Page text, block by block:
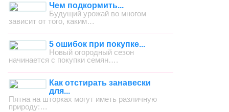
Чем подкормить...
Будущий урожай во многом
зависит от того, каким…
5 ошибок при покупке...
Новый огородный сезон
начинается с покупки семян….
Как отстирать занавески
для...
Пятна на шторках могут иметь различную
природу:…